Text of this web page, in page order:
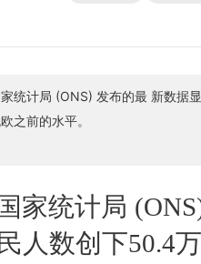
统计局 (ONS) 发布的最 新数据
之前的水平。
家统计局
人数创下50.4